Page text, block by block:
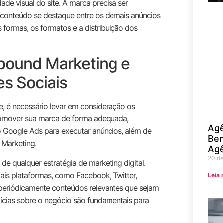
visual do site. A marca precisa ser
se destaque entre os demais anúncios
formas, os formatos e a distribuição dos
Marketing e
Sociais
é necessário levar em consideração os
sua marca de forma adequada,
Ads para executar anúncios, além de
qualquer estratégia de marketing digital.
plataformas, como Facebook, Twitter,
conteúdos relevantes que sejam
sobre o negócio são fundamentais para
20
Leia